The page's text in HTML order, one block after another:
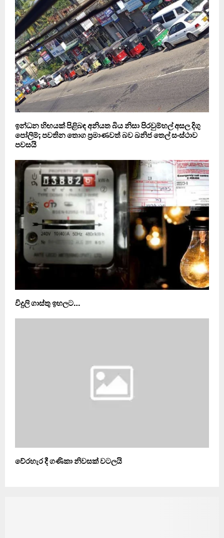
ඉන්ධන හිඟයක් පිළිබඳ අනියත බිය නිසා පිරවුම්හල් අසල දිගු
පෝලිම්; පවතින තොග ප්‍රමාණවත් බව ඛනිජ තෙල් සංස්ථාව
පවසයි
විදුලි ගාස්තු ඉහලට…
වේරහැර දී ගණිකා නිවසක් වටලයි